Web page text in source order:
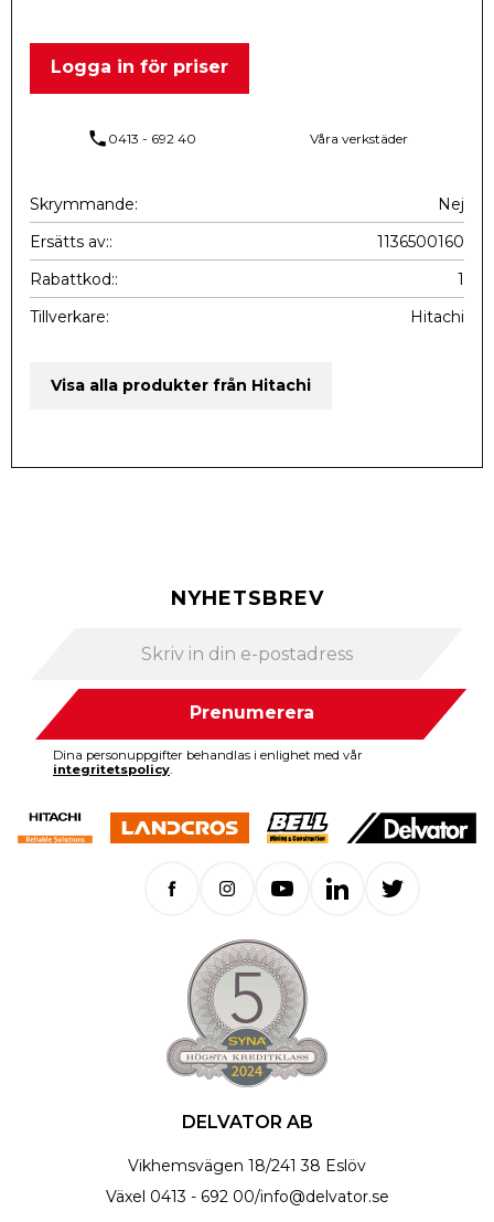
Logga in för priser
phone 0413 - 692 40 Våra verkstäder
Skrymmande
Nej
Ersätts av:
1136500160
Rabattkod:
1
Tillverkare
Hitachi
Visa alla produkter från Hitachi
NYHETSBREV
Prenumerera
Dina personuppgifter behandlas i enlighet med vår
integritetspolicy.
DELVATOR AB
Vikhemsvägen 18/241 38 Eslöv
Växel 0413 - 692 00/info@delvator.se